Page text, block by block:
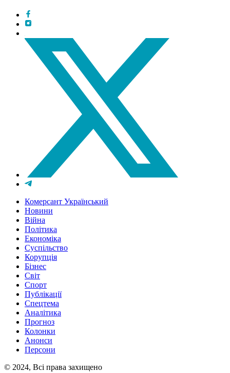
Комерсант Український
Новини
Війна
Політика
Економіка
Суспільство
Корупція
Бізнес
Світ
Спорт
Публікації
Спецтема
Аналітика
Прогноз
Колонки
Анонси
Персони
© 2024, Всі права захищено